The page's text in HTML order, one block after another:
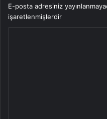
E-posta adresiniz
işaretlenmişlerdir